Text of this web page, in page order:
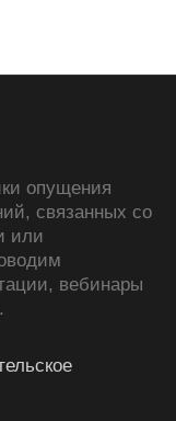
опущения
связанных со
или
вебинары